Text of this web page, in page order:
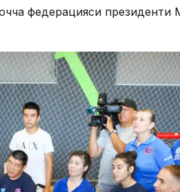
федерацияси